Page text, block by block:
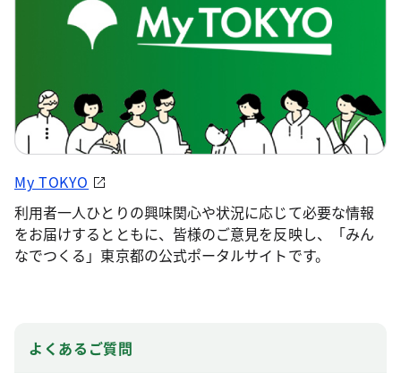
My TOKYO
利用者一人ひとりの興味関心や状況に応じて必要な情報
をお届けするとともに、皆様のご意見を反映し、「みん
なでつくる」東京都の公式ポータルサイトです。
よくあるご質問